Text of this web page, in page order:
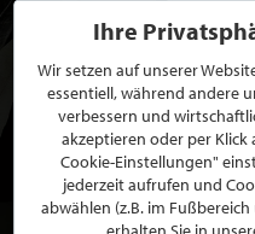
Ihre
Wir setzen auf unserer
essentiell, während andere
verbessern und
akzeptieren oder per Klick
Cookie-Einstellungen"
jederzeit aufrufen und
abwählen (z.B. im